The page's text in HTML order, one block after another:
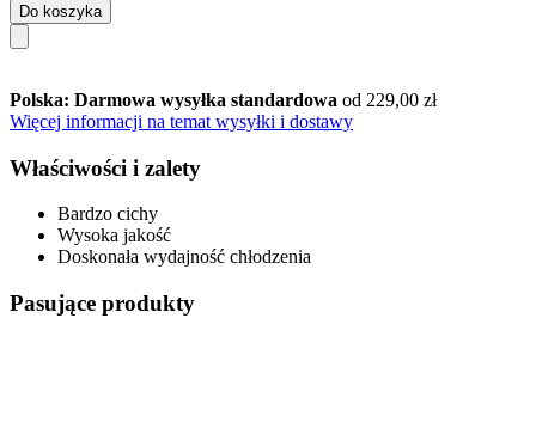
Do koszyka
Polska: Darmowa wysyłka standardowa od 229,00 zł
Więcej informacji na temat wysyłki i dostawy
Właściwości i zalety
Bardzo cichy
Wysoka jakość
Doskonała wydajność chłodzenia
Pasujące produkty